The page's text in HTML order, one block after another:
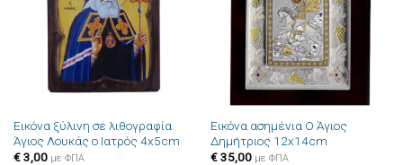
Εικόνα ξύλινη σε λιθογραφία
Άγιος Λουκάς ο Ιατρός 4x5cm
€3,00 με ΦΠΑ
Εικόνα ασημένια Ο Άγιος
Δημήτριος 12x14cm
€35,00 με ΦΠΑ